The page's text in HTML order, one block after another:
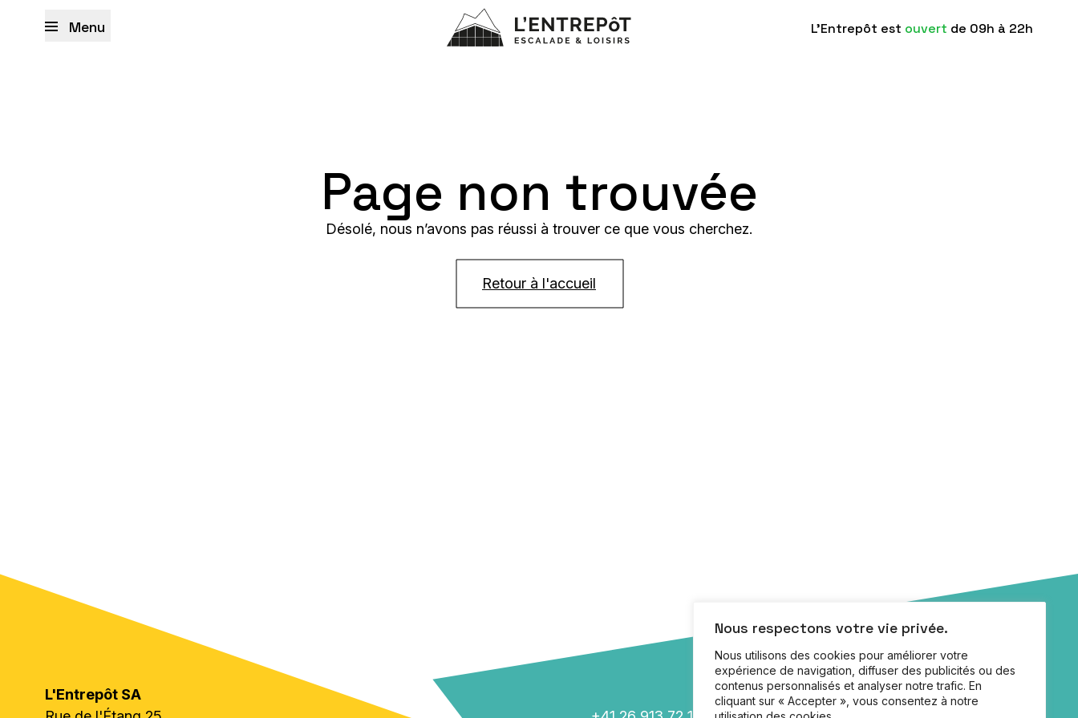
Nous respectons votre vie privée.
Nous utilisons des cookies pour améliorer votre
expérience de navigation, diffuser des publicités ou des
contenus personnalisés et analyser notre trafic. En
cliquant sur « Accepter », vous consentez à notre
Menu L'Entrepôt est ouvert de 09h à 22h
Page non trouvée
Désolé, nous n’avons pas réussi à trouver ce que vous cherchez.
Retour à l'accueil
L'Entrepôt SA